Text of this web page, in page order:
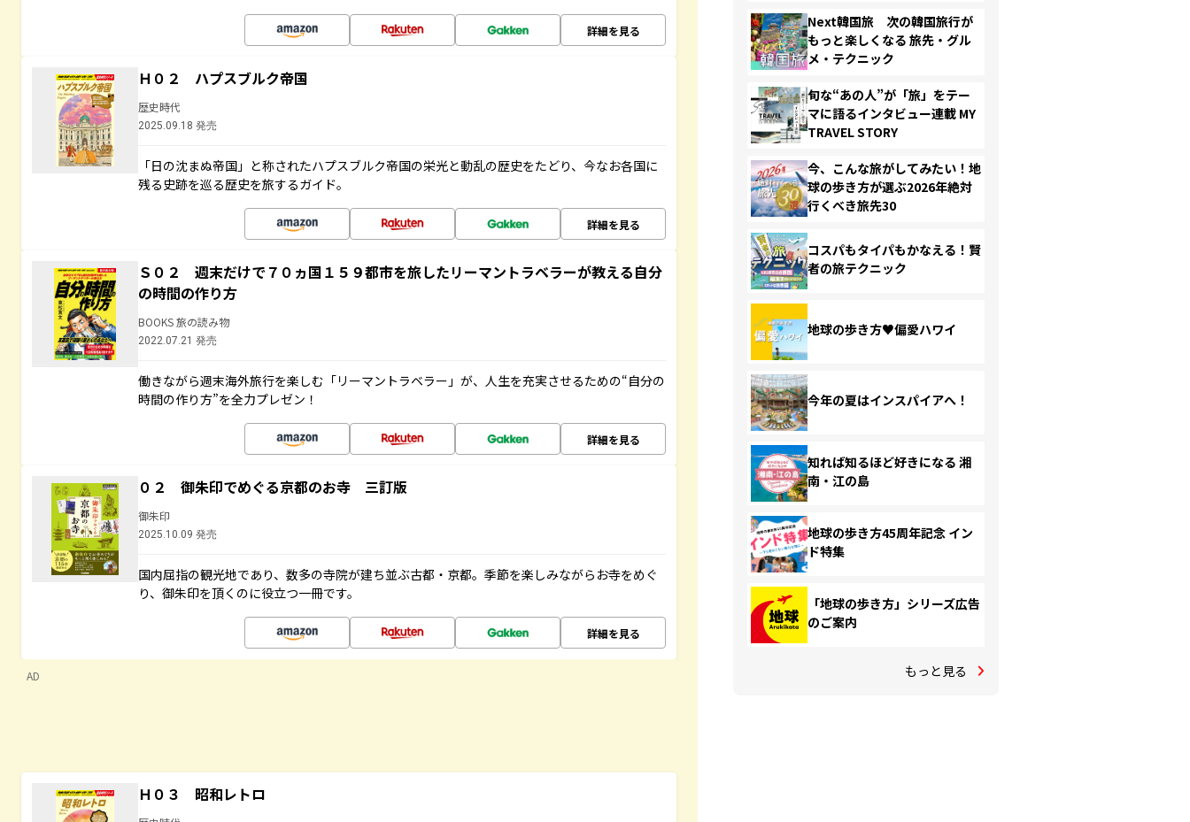
詳細を見る
Ｈ０２ ハプスブルク帝国
歴史時代
2025.09.18 発売
「日の沈まぬ帝国」と称されたハプスブルク帝国の栄光と動乱の歴史をたどり、今なお各国に
残る史跡を巡る歴史を旅するガイド。
詳細を見る
Ｓ０２ 週末だけで７０ヵ国１５９都市を旅したリーマントラベラーが教える自分
の時間の作り方
BOOKS 旅の読み物
2022.07.21 発売
働きながら週末海外旅行を楽しむ「リーマントラベラー」が、人生を充実させるための“自分の
時間の作り方”を全力プレゼン！
詳細を見る
０２ 御朱印でめぐる京都のお寺 三訂版
御朱印
2025.10.09 発売
国内屈指の観光地であり、数多の寺院が建ち並ぶ古都・京都。季節を楽しみながらお寺をめぐ
り、御朱印を頂くのに役立つ一冊です。
詳細を見る
AD
Ｈ０３ 昭和レトロ
Next韓国旅 次の韓国旅行が
もっと楽しくなる 旅先・グル
メ・テクニック
旬な“あの人”が「旅」をテー
マに語るインタビュー連載 MY
TRAVEL STORY
今、こんな旅がしてみたい！地
球の歩き方が選ぶ2026年絶対
行くべき旅先30
コスパもタイパもかなえる！賢
者の旅テクニック
地球の歩き方♥偏愛ハワイ
今年の夏はインスパイアへ！
知れば知るほど好きになる 湘
南・江の島
地球の歩き方45周年記念 イン
ド特集
「地球の歩き方」シリーズ広告
のご案内
もっと見る